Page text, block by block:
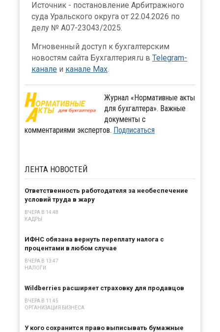
Источник - постановление Арбитражного
суда Уральского округа от 22.04.2026 по
делу № А07-23043/2025.
Мгновенный доступ к бухгалтерским
новостям сайта Бухгалтерия.ru в Telegram-
канале и канале Max.
Журнал «Нормативные акты
для бухгалтера». Важные
документы с
комментариями экспертов. Подписаться
ЛЕНТА НОВОСТЕЙ
Ответственность работодателя за необеспечение
условий труда в жару
ВЧЕРА В 14:48
КАДРЫ
ИФНС обязана вернуть переплату налога с
процентами в любом случае
ВЧЕРА В 13:47
НАЛОГИ
Wildberries расширяет страховку для продавцов
ВЧЕРА В 11:45
ОРГАНИЗАЦИЯ БИЗНЕСА
У кого сохранится право выписывать бумажные